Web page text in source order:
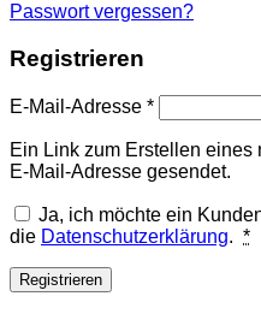
Passwort vergessen?
Registrieren
E-Mail-Adresse *Erforderlich
Ein Link zum Erstellen
E-Mail-Adresse gesendet.
Ja, ich möchte ein
die Datenschutzerklärung. *
Registrieren